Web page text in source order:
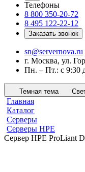
Телефоны
8 800 350-20-72
8 495 122-22-12
Заказать звонок
sn@servernova.ru
г. Москва, ул.
Пн. – Пт.: с 9:30
Темная тема
Главная
Каталог
Серверы
Серверы HPE
Сервер HPE ProLiant